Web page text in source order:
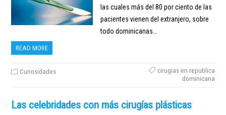
las cuales más del 80 por ciento de las
pacientes vienen del extranjero, sobre
todo dominicanas…
READ MORE
Curiosidades
cirugias en republica
dominicana
Las celebridades con más cirugías plásticas